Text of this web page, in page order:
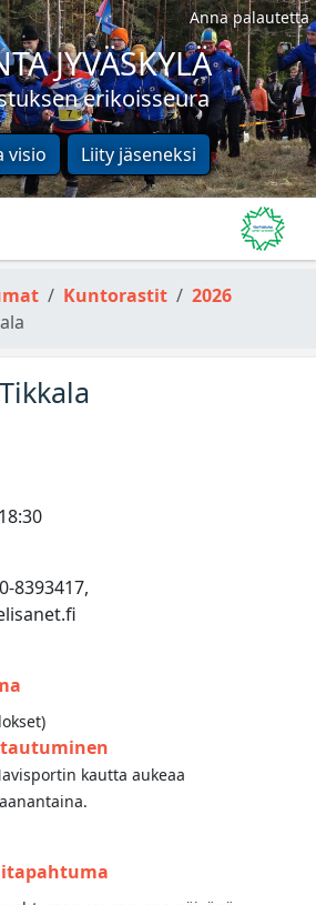
JYVÄSKYLÄ
erikoisseura
visio Liity jäseneksi
Anna palautetta
Kuntorastit
2026
8393417,
kautta aukeaa